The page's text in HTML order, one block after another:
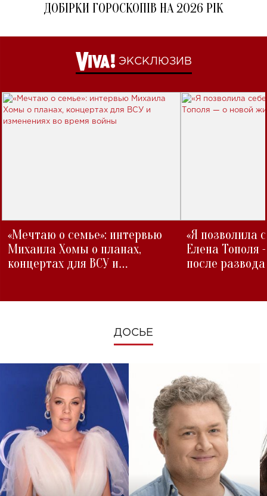
ДОБІРКИ ГОРОСКОПІВ НА 2026 РІК
ЭКСКЛЮЗИВ
«Мечтаю о семье»: интервью
Михаила Хомы о планах,
концертах для ВСУ и
«Я позволила
Елена Тополя
после развода
ДОСЬЕ